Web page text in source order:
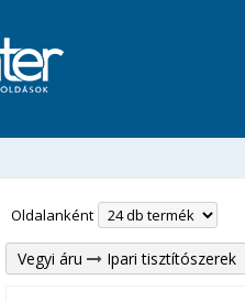
Oldalanként
Vegyi áru Ipari tisztítószerek